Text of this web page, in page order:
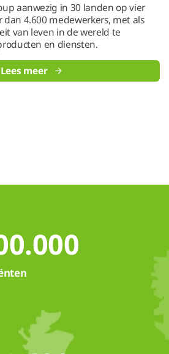
aanwezig in 30 landen op vier
4.600 medewerkers, met als
van leven in de wereld te
en diensten.
Lees meer